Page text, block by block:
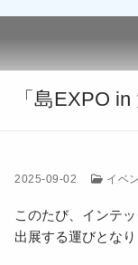
ッ
‐商社の
卸し販売
「島EXPO
2025-09-02 イベ
このたび、インテ
出展する運びとなり